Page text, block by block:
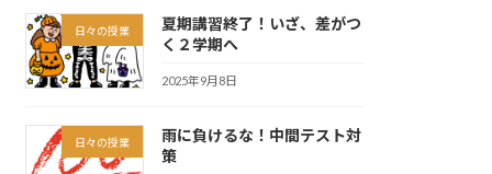
日々の授業
夏期講習終了！いざ、差がつ
く２学期へ
2025年9月8日
日々の授業
雨に負けるな！中間テスト対
策